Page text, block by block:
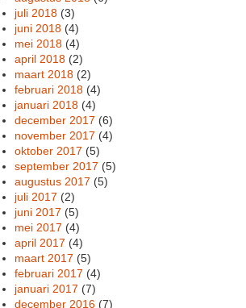
juli 2018 (3)
juni 2018 (4)
mei 2018 (4)
april 2018 (2)
maart 2018 (2)
februari 2018 (4)
januari 2018 (4)
december 2017 (6)
november 2017 (4)
oktober 2017 (5)
september 2017 (5)
augustus 2017 (5)
juli 2017 (2)
juni 2017 (5)
mei 2017 (4)
april 2017 (4)
maart 2017 (5)
februari 2017 (4)
januari 2017 (7)
december 2016 (7)